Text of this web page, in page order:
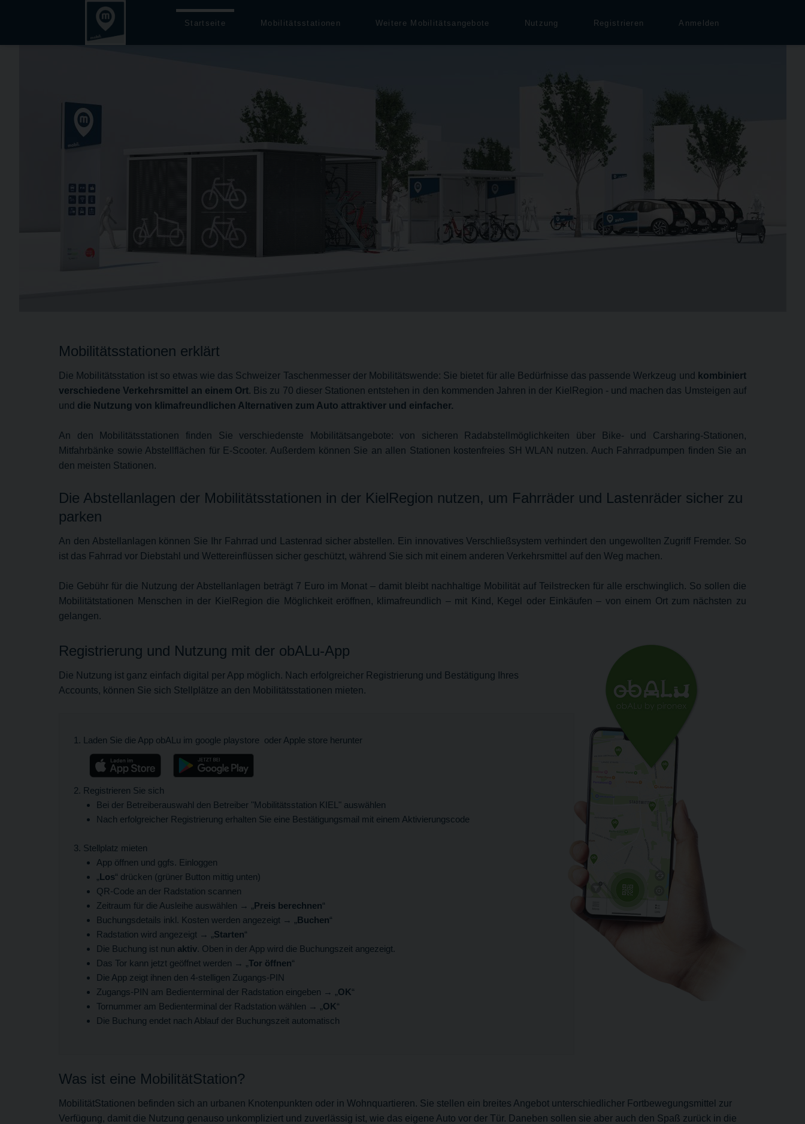
Startseite Mobilitätsstationen Weitere Mobilitätsangebote Nutzung Registrieren Anmelden
Mobilitätsstationen erklärt
Die Mobilitätsstation ist so etwas wie das Schweizer Taschenmesser der Mobilitätswende: Sie bietet für alle Bedürfnisse das passende Werkzeug und
kombiniert
verschiedene Verkehrsmittel an einem Ort. Bis zu 70 dieser Stationen entstehen in den kommenden Jahren in der KielRegion - und machen das Umsteigen auf
und die Nutzung von klimafreundlichen Alternativen zum Auto attraktiver und einfacher.
An den Mobilitätsstationen finden Sie verschiedenste Mobilitätsangebote: von sicheren Radabstellmöglichkeiten über Bike- und Carsharing-Stationen,
Mitfahrbänke sowie Abstellflächen für E-Scooter. Außerdem können Sie an allen Stationen kostenfreies SH WLAN nutzen. Auch Fahrradpumpen finden Sie an
den meisten Stationen.
Die Abstellanlagen der Mobilitätsstationen in der KielRegion nutzen, um Fahrräder und Lastenräder sicher zu
parken
An den Abstellanlagen können Sie Ihr Fahrrad und Lastenrad sicher abstellen. Ein innovatives Verschließsystem verhindert den ungewollten Zugriff Fremder. So
ist das Fahrrad vor Diebstahl und Wettereinflüssen sicher geschützt, während Sie sich mit einem anderen Verkehrsmittel auf den Weg machen.
Die Gebühr für die Nutzung der Abstellanlagen beträgt 7 Euro im Monat – damit bleibt nachhaltige Mobilität auf Teilstrecken für alle erschwinglich. So sollen die
Mobilitätstationen Menschen in der KielRegion die Möglichkeit eröffnen, klimafreundlich – mit Kind, Kegel oder Einkäufen – von einem Ort zum nächsten zu
gelangen.
Registrierung und Nutzung mit der obALu-App
Die Nutzung ist ganz einfach digital per App möglich. Nach erfolgreicher Registrierung und Bestätigung Ihres
Accounts, können Sie sich Stellplätze an den Mobilitätsstationen mieten.
Laden Sie die App obALu im google playstore oder Apple store herunter
Registrieren Sie sich
Bei der Betreiberauswahl den Betreiber "Mobilitätsstation KIEL" auswählen
Nach erfolgreicher Registrierung erhalten Sie eine Bestätigungsmail mit einem Aktivierungscode
Stellplatz mieten
App öffnen und ggfs. Einloggen
„Los“ drücken (grüner Button mittig unten)
QR-Code an der Radstation scannen
Zeitraum für die Ausleihe auswählen → „Preis berechnen“
Buchungsdetails inkl. Kosten werden angezeigt → „Buchen“
Radstation wird angezeigt → „Starten“
Die Buchung ist nun aktiv. Oben in der App wird die Buchungszeit angezeigt.
Das Tor kann jetzt geöffnet werden → „Tor öffnen“
Die App zeigt ihnen den 4-stelligen Zugangs-PIN
Zugangs-PIN am Bedienterminal der Radstation eingeben → „OK“
Tornummer am Bedienterminal der Radstation wählen → „OK“
Die Buchung endet nach Ablauf der Buchungszeit automatisch
Was ist eine MobilitätStation?
MobilitätStationen befinden sich an urbanen Knotenpunkten oder in Wohnquartieren. Sie stellen ein breites Angebot unterschiedlicher Fortbewegungsmittel zur
Verfügung, damit die Nutzung genauso unkompliziert und zuverlässig ist, wie das eigene Auto vor der Tür. Daneben sollen sie aber auch den Spaß zurück in die